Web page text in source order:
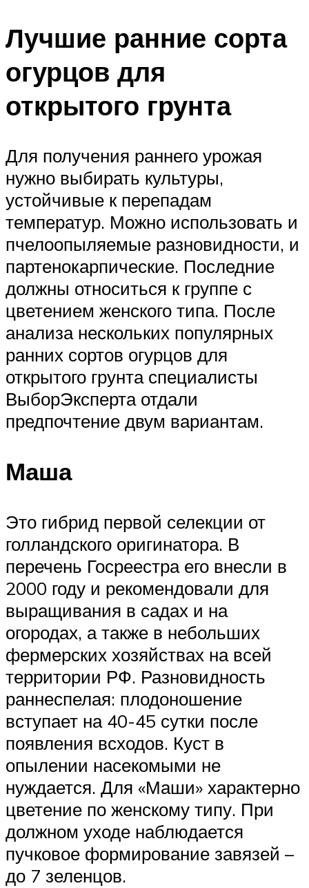
Лучшие ранние сорта
огурцов для
открытого грунта
Для получения раннего урожая
нужно выбирать культуры,
устойчивые к перепадам
температур. Можно использовать и
пчелоопыляемые разновидности, и
партенокарпические. Последние
должны относиться к группе с
цветением женского типа. После
анализа нескольких популярных
ранних сортов огурцов для
открытого грунта специалисты
ВыборЭксперта отдали
предпочтение двум вариантам.
Маша
Это гибрид первой селекции от
голландского оригинатора. В
перечень Госреестра его внесли в
2000 году и рекомендовали для
выращивания в садах и на
огородах, а также в небольших
фермерских хозяйствах на всей
территории РФ. Разновидность
раннеспелая: плодоношение
вступает на 40-45 сутки после
появления всходов. Куст в
опылении насекомыми не
нуждается. Для «Маши» характерно
цветение по женскому типу. При
должном уходе наблюдается
пучковое формирование завязей –
до 7 зеленцов.